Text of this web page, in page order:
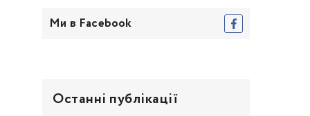
Ми в Facebook
Останні публікації